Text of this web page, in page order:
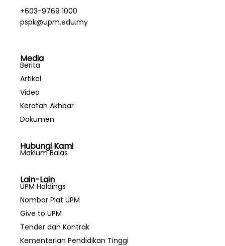
+603-9769 1000
pspk@upm.edu.my
Media
Berita
Artikel
Video
Keratan Akhbar
Dokumen
Hubungi Kami
Maklum Balas
Lain-Lain
UPM Holdings
Nombor Plat UPM
Give to UPM
Tender dan Kontrak
Kementerian Pendidikan Tinggi